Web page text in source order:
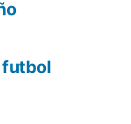
futbol